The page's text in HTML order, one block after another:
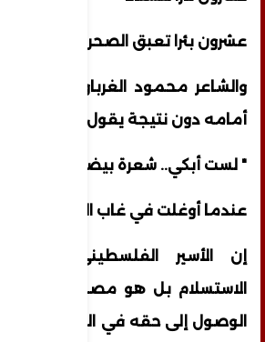
عشرون بئرا تعبق الصحراء ماء"
والشاعر محمود الغرباوي فيتألم
أمامه دون نتيجة يقول
" لست أبكي.. شعرة بيضاء صارت
عندما أوغلت في غاب الزمن"
إن الأسير الفلسطيني لا
الاستسلام بل هو مصمم على
الوصول إلى حقه في الحرية والحياة